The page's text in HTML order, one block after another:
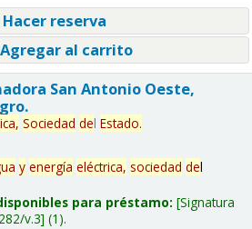
reserva
al carrito
San Antonio Oeste,
Sociedad del Estado.
y energía eléctrica, sociedad del
para préstamo: Signatura
v.3 (1).